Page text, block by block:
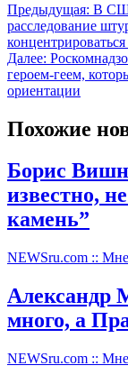
Предыдущая: В
расследование
Далее:
героем-геем,
ориентации
Похожие
Борис
известно,
камень”
NEWSru.com ::
Александр
много, а
NEWSru.com ::